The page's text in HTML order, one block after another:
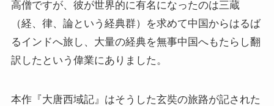
スターリンとヒトラーの虐殺・ホロコースト
冷戦世界の歴史・思想・文学に学ぶ
高僧ですが、彼が世界的に有名になったのは三蔵
（経、律、論という経典群）を求めて中国からはるば
るインドへ旅し、大量の経典を無事中国へもたらし翻
訳したという偉業にありました。
本作『大唐西域記』はそうした玄奘の旅路が記された